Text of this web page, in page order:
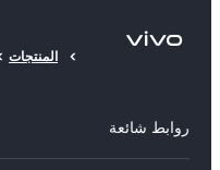
المنتجات
روابط شائعة